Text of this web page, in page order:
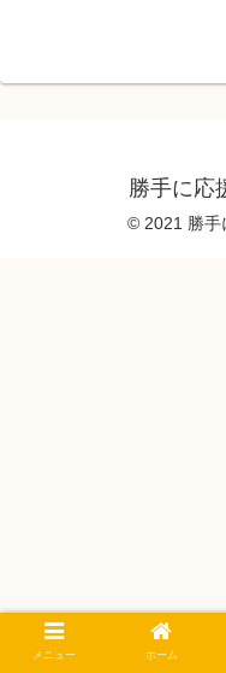
勝手に応
© 2021 勝手
メニュー ホーム